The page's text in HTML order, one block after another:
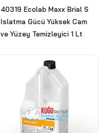
40319 Ecolab Maxx Brial S
Islatma Gücü Yüksek Cam
ve Yüzey Temizleyici 1 Lt